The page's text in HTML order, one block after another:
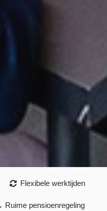
Flexibele werktijden
Ruime pensioenregeling